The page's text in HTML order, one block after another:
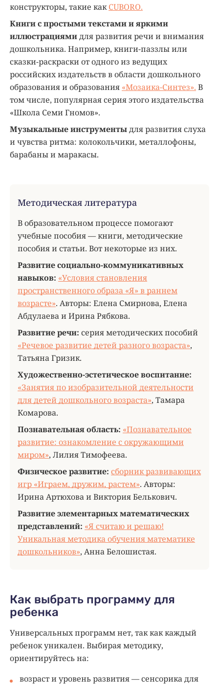
конструкторы, такие какCUBORO.
Книги с простыми текстами и яркими
иллюстрациямидля развития речи и внимания
дошкольника. Например, книги-паззлы или
сказки-раскраски от одного из ведущих
российских издательств в области дошкольного
образования и образования «Мозаика-Синтез». В
том числе, популярная серия этого издательства
«Школа Семи Гномов».
Музыкальные инструментыдля развития слуха
и чувства ритма: колокольчики, металлофоны,
барабаны и маракасы.
Методическая литература
В образовательном процессе помогают
учебные пособия — книги, методические
пособия и статьи. Вот некоторые из них.
Развитие социально-коммуникативных
навыков: «Условия становления
пространственного образа «Я» в раннем
возрасте». Авторы: Елена Смирнова, Елена
Абдулаева и Ирина Рябкова.
Развитие речи: серия методических пособий
«Речевое развитие детей разного возраста»,
Татьяна Гризик.
Художественно-эстетическое воспитание:
«Занятия по изобразительной деятельности
для детей дошкольного возраста», Тамара
Комарова.
Познавательная область: «Познавательное
развитие: ознакомление с окружающими
миром», Лилия Тимофеева.
Физическое развитие: сборник развивающих
игр «Играем, дружим, растем». Авторы:
Ирина Артюхова и Виктория Белькович.
Развитие элементарных математических
представлений: «Я считаю и решаю!
Уникальная методика обучения математике
дошкольников», Анна Белошистая.
Как выбрать программу для
ребенка
Универсальных программ нет, так как каждый
ребенок уникален. Выбирая методику,
ориентируйтесь на:
возраст и уровень развития — сенсорика для